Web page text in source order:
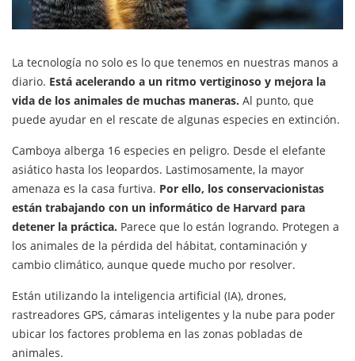
La tecnología no solo es lo que tenemos en nuestras manos a
diario. Está acelerando a un ritmo vertiginoso y mejora la
vida de los animales de muchas maneras. Al punto, que
puede ayudar en el rescate de algunas especies en extinción.
Camboya alberga 16 especies en peligro. Desde el elefante
asiático hasta los leopardos. Lastimosamente, la mayor
amenaza es la casa furtiva. Por ello, los conservacionistas
están trabajando con un informático de Harvard para
detener la práctica. Parece que lo están logrando. Protegen a
los animales de la pérdida del hábitat, contaminación y
cambio climático, aunque quede mucho por resolver.
Están utilizando la inteligencia artificial (IA), drones,
rastreadores GPS, cámaras inteligentes y la nube para poder
ubicar los factores problema en las zonas pobladas de
animales.